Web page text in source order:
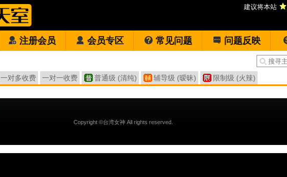
建议将本站
注册会员 会员专区 常见问题 问题反映
一对多收费 一对一收费 普通级 (清纯) 辅导级 (暧昧) 限制级 (火辣)
Copyright ©台湾女神 All rights reserved.